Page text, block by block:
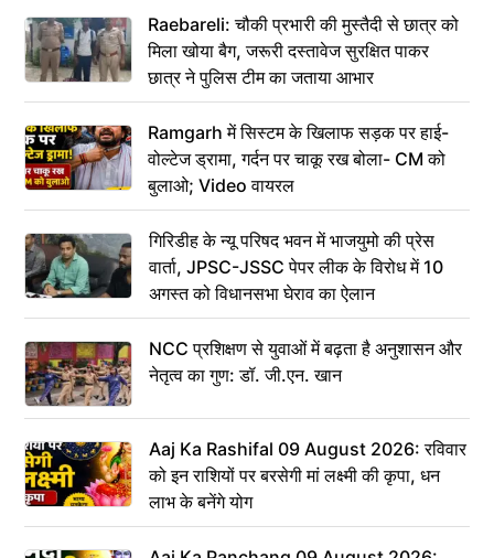
Raebareli: चौकी प्रभारी की मुस्तैदी से छात्र को
मिला खोया बैग, जरूरी दस्तावेज सुरक्षित पाकर
छात्र ने पुलिस टीम का जताया आभार
Ramgarh में सिस्टम के खिलाफ सड़क पर हाई-
वोल्टेज ड्रामा, गर्दन पर चाकू रख बोला- CM को
बुलाओ; Video वायरल
गिरिडीह के न्यू परिषद भवन में भाजयुमो की प्रेस
वार्ता, JPSC-JSSC पेपर लीक के विरोध में 10
अगस्त को विधानसभा घेराव का ऐलान
NCC प्रशिक्षण से युवाओं में बढ़ता है अनुशासन और
नेतृत्व का गुण: डॉ. जी.एन. खान
Aaj Ka Rashifal 09 August 2026: रविवार
को इन राशियों पर बरसेगी मां लक्ष्मी की कृपा, धन
लाभ के बनेंगे योग